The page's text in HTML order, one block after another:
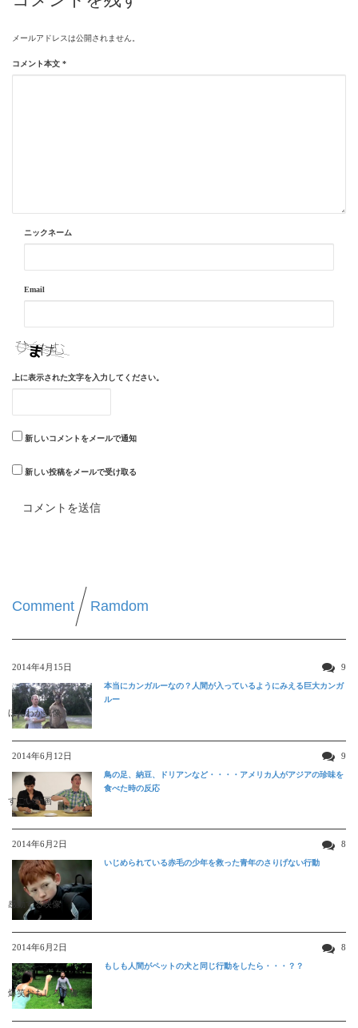
メールアドレスは公開されません。
コメント本文 *
ニックネーム
Email
上に表示された文字を入力してください。
新しいコメントをメールで通知
新しい投稿をメールで受け取る
Comment Ramdom
2014年4月15日 9
ほんわか映像
本当にカンガルーなの？人間が入っているようにみえる巨大カンガ
ルー
2014年6月12日 9
すごい動画
鳥の足、納豆、ドリアンなど・・・・アメリカ人がアジアの珍味を
食べた時の反応
2014年6月2日 8
感動する映像
いじめられている赤毛の少年を救った青年のさりげない行動
2014年6月2日 8
爆笑おもしろ映像
もしも人間がペットの犬と同じ行動をしたら・・・？？